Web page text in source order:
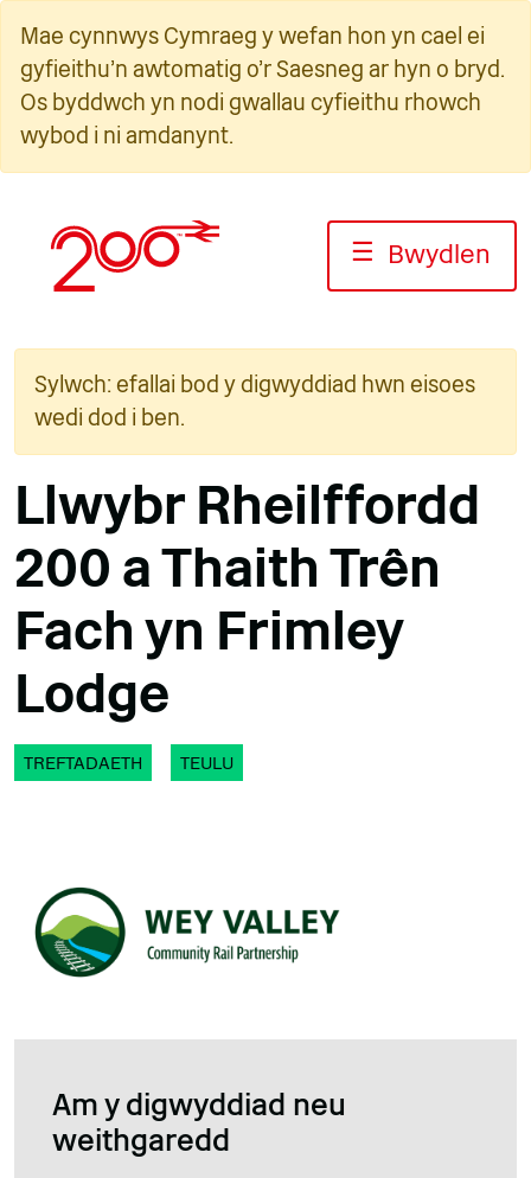
cynnwys
Mae cynnwys Cymraeg y wefan hon yn cael ei
gyfieithu'n awtomatig o'r Saesneg ar hyn o bryd.
Os byddwch yn nodi gwallau cyfieithu rhowch
wybod i ni amdanynt.
☰ Bwydlen
Sylwch: efallai bod y digwyddiad hwn eisoes
wedi dod i ben.
Llwybr Rheilffordd
200 a Thaith Trên
Fach yn Frimley
Lodge
TREFTADAETH TEULU
Am y digwyddiad neu
weithgaredd